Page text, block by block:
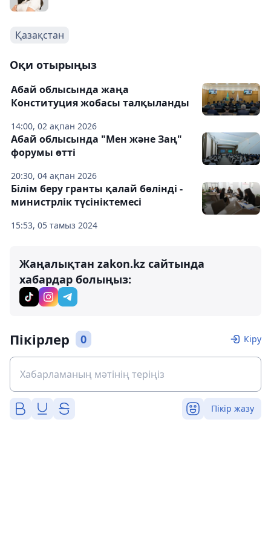
Қазақстан
Оқи отырыңыз
14:00, 02 ақпан 2026
Абай облысында жаңа
Конституция жобасы талқыланды
20:30, 04 ақпан 2026
Абай облысында "Мен және Заң"
форумы өтті
15:53, 05 тамыз 2024
Білім беру гранты қалай бөлінді -
министрлік түсініктемесі
Жаңалықтан zakon.kz сайтында
хабардар болыңыз:
Пікірлер 0 Кіру
Пікір жазу